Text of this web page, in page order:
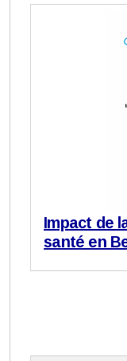
Impact de
santé en